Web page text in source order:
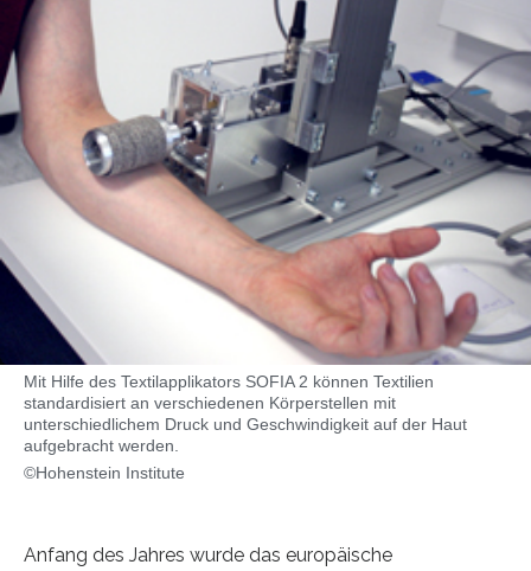
Mit Hilfe des Textilapplikators SOFIA 2 können Textilien
standardisiert an verschiedenen Körperstellen mit
unterschiedlichem Druck und Geschwindigkeit auf der Haut
aufgebracht werden.
©Hohenstein Institute
Anfang des Jahres wurde das europäische